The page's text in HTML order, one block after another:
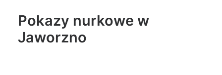
Pokazy nurkowe w
Jaworzno